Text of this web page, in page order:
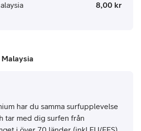
8,00 kr
har du samma surfupplevelse
tar med dig surfen från